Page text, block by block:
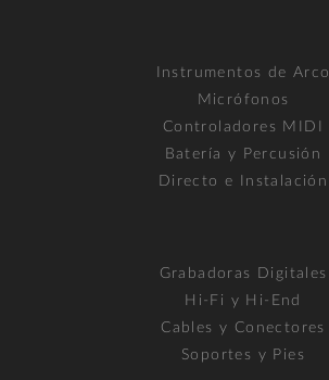
Instrumentos de Arco
Micrófonos
Controladores MIDI
Batería y Percusión
Directo e Instalación
Grabadoras Digitales
Hi-Fi y Hi-End
Cables y Conectores
Soportes y Pies